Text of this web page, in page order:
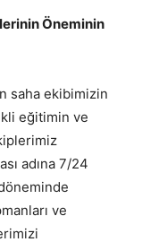
Öneminin
saha ekibimizin
eğitimin ve
adına 7/24
ve